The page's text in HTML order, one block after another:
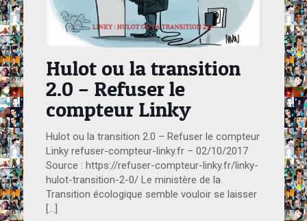
Hulot ou la transition
2.0 – Refuser le
compteur Linky
Hulot ou la transition 2.0 – Refuser le compteur
Linky refuser-compteur-linky.fr – 02/10/2017
Source : https://refuser-compteur-linky.fr/linky-
hulot-transition-2-0/ Le ministère de la
Transition écologique semble vouloir se laisser
[…]